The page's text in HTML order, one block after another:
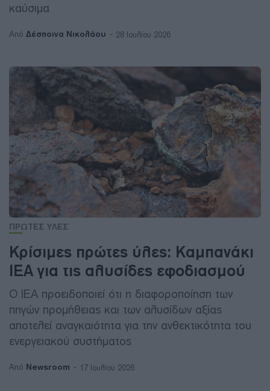
καύσιμα
Από Δέσποινα Νικολάου 28 Ιουλίου 2026
ΠΡΩΤΕΣ ΥΛΕΣ
Κρίσιμες πρώτες ύλες: Καμπανάκι
IEA για τις αλυσίδες εφοδιασμού
Ο IEA προειδοποιεί ότι η διαφοροποίηση των
πηγών προμήθειας και των αλυσίδων αξίας
αποτελεί αναγκαιότητα για την ανθεκτικότητα του
ενεργειακού συστήματος
Από Newsroom 17 Ιουλίου 2026